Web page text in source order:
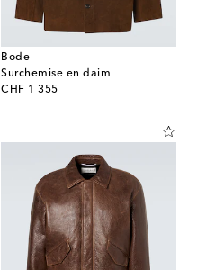
Bode
Surchemise en daim
CHF 1 355
original price